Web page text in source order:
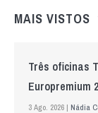
MAIS VISTOS
Três oficinas
Europremium
3 Ago. 2026 | Nádia